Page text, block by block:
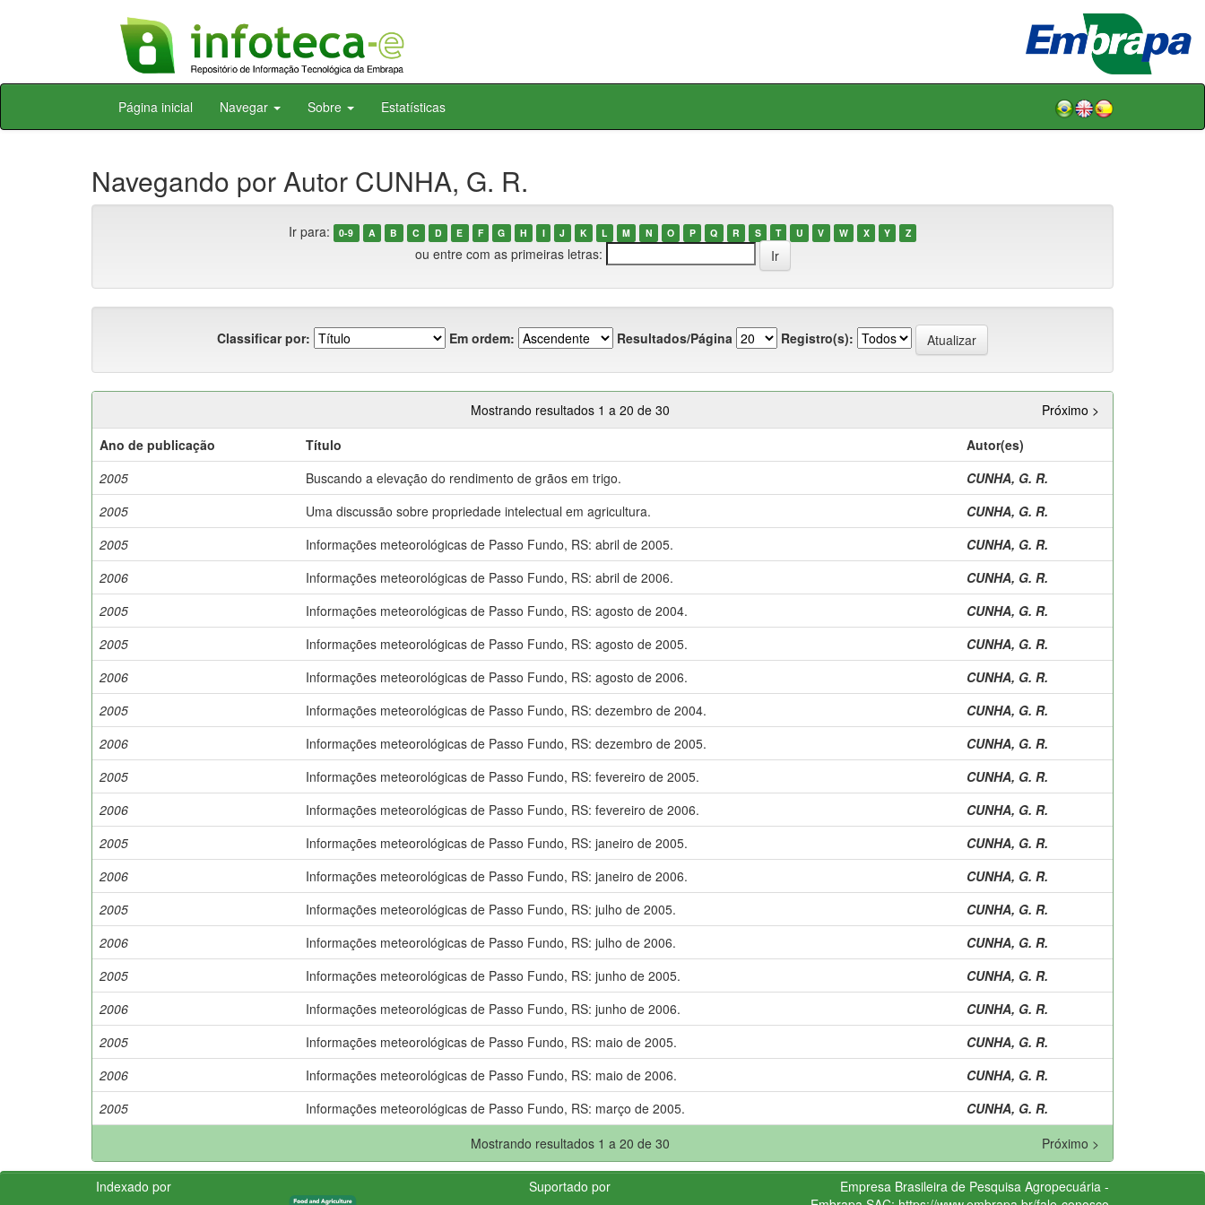
Skip
Página inicial Navegar Sobre Estatísticas
Navegando por Autor CUNHA, G. R.
Ir para: 0-9 A B C D E F G H I J K L M N O P Q R S T U V W X Y Z
ou entre com as primeiras letras:
Classificar por: Em ordem: Resultados/Página Registro(s):
Mostrando resultados 1 a 20 de 30
Próximo >
Ano de publicação
Título
Autor(es)
2005
Buscando a elevação do rendimento de grãos em trigo.
CUNHA, G. R.
2005
Uma discussão sobre propriedade intelectual em agricultura.
CUNHA, G. R.
2005
Informações meteorológicas de Passo Fundo, RS: abril de 2005.
CUNHA, G. R.
2006
Informações meteorológicas de Passo Fundo, RS: abril de 2006.
CUNHA, G. R.
2005
Informações meteorológicas de Passo Fundo, RS: agosto de 2004.
CUNHA, G. R.
2005
Informações meteorológicas de Passo Fundo, RS: agosto de 2005.
CUNHA, G. R.
2006
Informações meteorológicas de Passo Fundo, RS: agosto de 2006.
CUNHA, G. R.
2005
Informações meteorológicas de Passo Fundo, RS: dezembro de 2004.
CUNHA, G. R.
2006
Informações meteorológicas de Passo Fundo, RS: dezembro de 2005.
CUNHA, G. R.
2005
Informações meteorológicas de Passo Fundo, RS: fevereiro de 2005.
CUNHA, G. R.
2006
Informações meteorológicas de Passo Fundo, RS: fevereiro de 2006.
CUNHA, G. R.
2005
Informações meteorológicas de Passo Fundo, RS: janeiro de 2005.
CUNHA, G. R.
2006
Informações meteorológicas de Passo Fundo, RS: janeiro de 2006.
CUNHA, G. R.
2005
Informações meteorológicas de Passo Fundo, RS: julho de 2005.
CUNHA, G. R.
2006
Informações meteorológicas de Passo Fundo, RS: julho de 2006.
CUNHA, G. R.
2005
Informações meteorológicas de Passo Fundo, RS: junho de 2005.
CUNHA, G. R.
2006
Informações meteorológicas de Passo Fundo, RS: junho de 2006.
CUNHA, G. R.
2005
Informações meteorológicas de Passo Fundo, RS: maio de 2005.
CUNHA, G. R.
2006
Informações meteorológicas de Passo Fundo, RS: maio de 2006.
CUNHA, G. R.
2005
Informações meteorológicas de Passo Fundo, RS: março de 2005.
CUNHA, G. R.
Mostrando resultados 1 a 20 de 30
Próximo >
Indexado por Suportado por
Empresa Brasileira de Pesquisa Agropecuária -